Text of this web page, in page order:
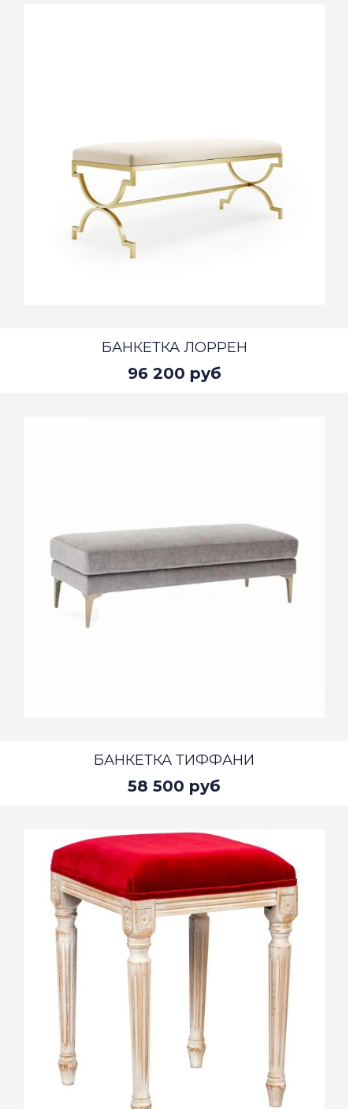
БАНКЕТКА ЛОРРЕН
96 200 руб
БАНКЕТКА ТИФФАНИ
58 500 руб